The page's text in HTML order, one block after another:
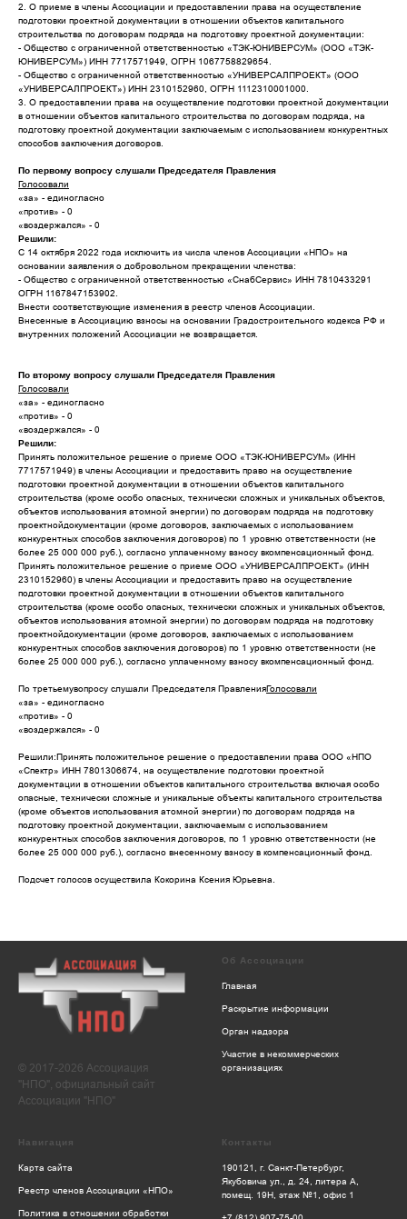
2. О приеме в члены Ассоциации и предоставлении права на осуществление
подготовки проектной документации в отношении объектов капитального
строительства по договорам подряда на подготовку проектной документации:
- Общество с ограниченной ответственностью «ТЭК-ЮНИВЕРСУМ» (ООО «ТЭК-
ЮНИВЕРСУМ») ИНН 7717571949, ОГРН 1067758829654.
- Общество с ограниченной ответственностью «УНИВЕРСАЛПРОЕКТ» (ООО
«УНИВЕРСАЛПРОЕКТ») ИНН 2310152960, ОГРН 1112310001000.
3. О предоставлении права на осуществление подготовки проектной документации
в отношении объектов капитального строительства по договорам подряда, на
подготовку проектной документации заключаемым с использованием конкурентных
способов заключения договоров.
По первому вопросу слушали Председателя Правления
Голосовали
«за» - единогласно
«против» - 0
«воздержался» - 0
Решили:
С 14 октября 2022 года исключить из числа членов Ассоциации «НПО» на
основании заявления о добровольном прекращении членства:
- Общество с ограниченной ответственностью «СнабСервис» ИНН 7810433291
ОГРН 1167847153902.
Внести соответствующие изменения в реестр членов Ассоциации.
Внесенные в Ассоциацию взносы на основании Градостроительного кодекса РФ и
внутренних положений Ассоциации не возвращается.
По второму вопросу слушали Председателя Правления
Голосовали
«за» - единогласно
«против» - 0
«воздержался» - 0
Решили:
Принять положительное решение о приеме ООО «ТЭК-ЮНИВЕРСУМ» (ИНН
7717571949) в члены Ассоциации и предоставить право на осуществление
подготовки проектной документации в отношении объектов капитального
строительства (кроме особо опасных, технически сложных и уникальных объектов,
объектов использования атомной энергии) по договорам подряда на подготовку
проектнойдокументации (кроме договоров, заключаемых с использованием
конкурентных способов заключения договоров) по 1 уровню ответственности (не
более 25 000 000 руб.), согласно уплаченному взносу вкомпенсационный фонд.
Принять положительное решение о приеме ООО «УНИВЕРСАЛПРОЕКТ» (ИНН
2310152960) в члены Ассоциации и предоставить право на осуществление
подготовки проектной документации в отношении объектов капитального
строительства (кроме особо опасных, технически сложных и уникальных объектов,
объектов использования атомной энергии) по договорам подряда на подготовку
проектнойдокументации (кроме договоров, заключаемых с использованием
конкурентных способов заключения договоров) по 1 уровню ответственности (не
более 25 000 000 руб.), согласно уплаченному взносу вкомпенсационный фонд.
По третьемувопросу слушали Председателя ПравленияГолосовали
«за» - единогласно
«против» - 0
«воздержался» - 0
Решили:Принять положительное решение о предоставлении права ООО «НПО
«Спектр» ИНН 7801306674, на осуществление подготовки проектной
документации в отношении объектов капитального строительства включая особо
опасные, технически сложные и уникальные объекты капитального строительства
(кроме объектов использования атомной энергии) по договорам подряда на
подготовку проектной документации, заключаемым с использованием
конкурентных способов заключения договоров, по 1 уровню ответственности (не
более 25 000 000 руб.), согласно внесенному взносу в компенсационный фонд.
Подсчет голосов осуществила Кокорина Ксения Юрьевна.
© 2017-2026 Ассоциация
"НПО", официальный сайт
Ассоциации "НПО"
Об Ассоциации
Главная
Раскрытие информации
Орган надзора
Участие в некоммерческих
организациях
Навигация
Карта сайта
Реестр членов Ассоциации «НПО»
Политика в отношении обработки
Контакты
190121, г. Санкт-Петербург,
Якубовича ул., д. 24, литера А,
помещ. 19Н, этаж №1, офис 1